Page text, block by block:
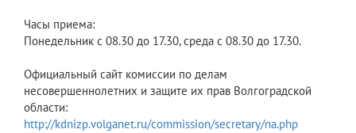
Часы приема:
Понедельник с 08.30 до 17.30, среда с 08.30 до 17.30.
Официальный сайт комиссии по делам
несовершеннолетних и защите их прав Волгоградской
области:
http://kdnizp.volganet.ru/commission/secretary/na.php